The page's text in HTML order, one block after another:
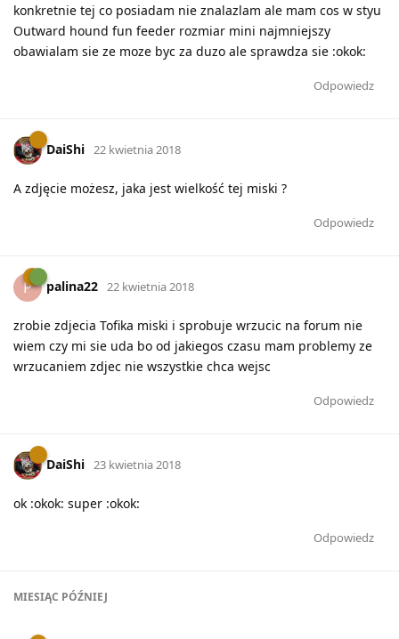
konkretnie tej co posiadam nie znalazlam ale mam cos w styu
Outward hound fun feeder rozmiar mini najmniejszy
obawialam sie ze moze byc za duzo ale sprawdza sie :okok:
Odpowiedz
DaiShi 22 kwietnia 2018
A zdjęcie możesz, jaka jest wielkość tej miski ?
Odpowiedz
P palina22 22 kwietnia 2018
zrobie zdjecia Tofika miski i sprobuje wrzucic na forum nie
wiem czy mi sie uda bo od jakiegos czasu mam problemy ze
wrzucaniem zdjec nie wszystkie chca wejsc
Odpowiedz
DaiShi 23 kwietnia 2018
ok :okok: super :okok:
Odpowiedz
MIESIĄC PÓŹNIEJ